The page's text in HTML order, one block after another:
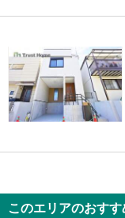
このエリアのおす